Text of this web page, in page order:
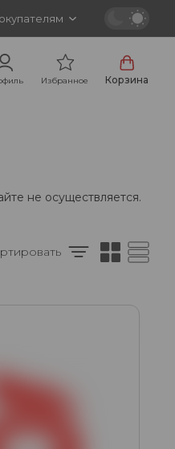
Избранное Корзина
не осуществляется.